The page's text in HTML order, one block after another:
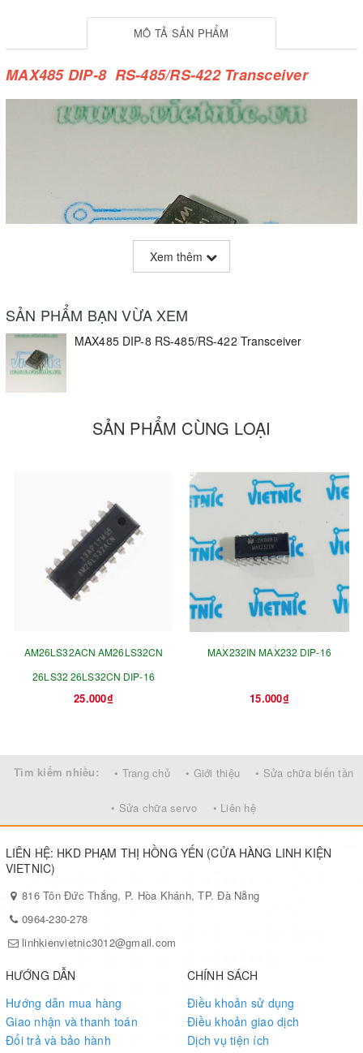
MÔ TẢ SẢN PHẨM
MAX485 DIP-8 RS-485/RS-422 Transceiver
Xem thêm
SẢN PHẨM BẠN VỪA XEM
MAX485 DIP-8 RS-485/RS-422 Transceiver
SẢN PHẨM CÙNG LOẠI
AM26LS32ACN AM26LS32CN
26LS32 26LS32CN DIP-16
25.000₫
MAX232IN MAX232 DIP-16
15.000₫
Tìm kiếm nhiều: • Trang chủ • Giới thiệu • Sửa chữa biến tần
• Sửa chữa servo • Liên hệ
LIÊN HỆ: HKD PHẠM THỊ HỒNG YẾN (CỬA HÀNG LINH KIỆN
VIETNIC)
816 Tôn Đức Thắng, P. Hòa Khánh, TP. Đà Nẵng
0964-230-278
linhkienvietnic3012@gmail.com
HƯỚNG DẪN
Hướng dẫn mua hàng
Giao nhận và thanh toán
Đổi trả và bảo hành
CHÍNH SÁCH
Điều khoản sử dụng
Điều khoản giao dịch
Dịch vụ tiện ích